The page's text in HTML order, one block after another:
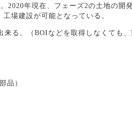
2020年現在、フェーズ2の土地の開
場建設が可能となっている。
る。（BOIなどを取得しなくても
品）